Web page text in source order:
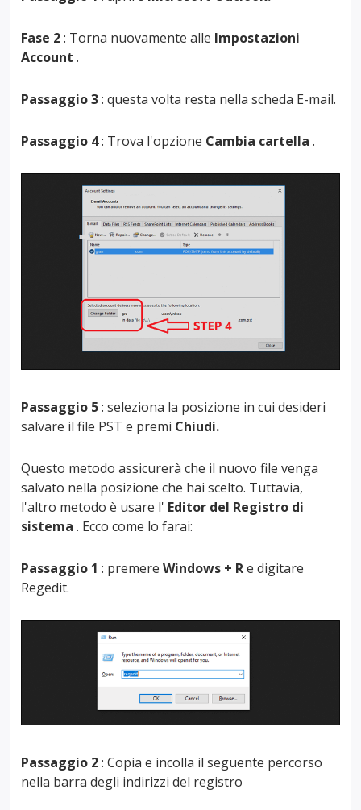
Fase 2: Torna nuovamente alle Impostazioni
Account .
Passaggio 3: questa volta resta nella scheda E-mail.
Passaggio 4: Trova l'opzione Cambia cartella .
Passaggio 5: seleziona la posizione in cui desideri
salvare il file PST e premi Chiudi.
Questo metodo assicurerà che il nuovo file venga
salvato nella posizione che hai scelto. Tuttavia,
l'altro metodo è usare l' Editor del Registro di
sistema . Ecco come lo farai:
Passaggio 1 : premereWindows + Re digitare
Regedit.
Passaggio 2: Copia e incolla il seguente percorso
nella barra degli indirizzi del registro